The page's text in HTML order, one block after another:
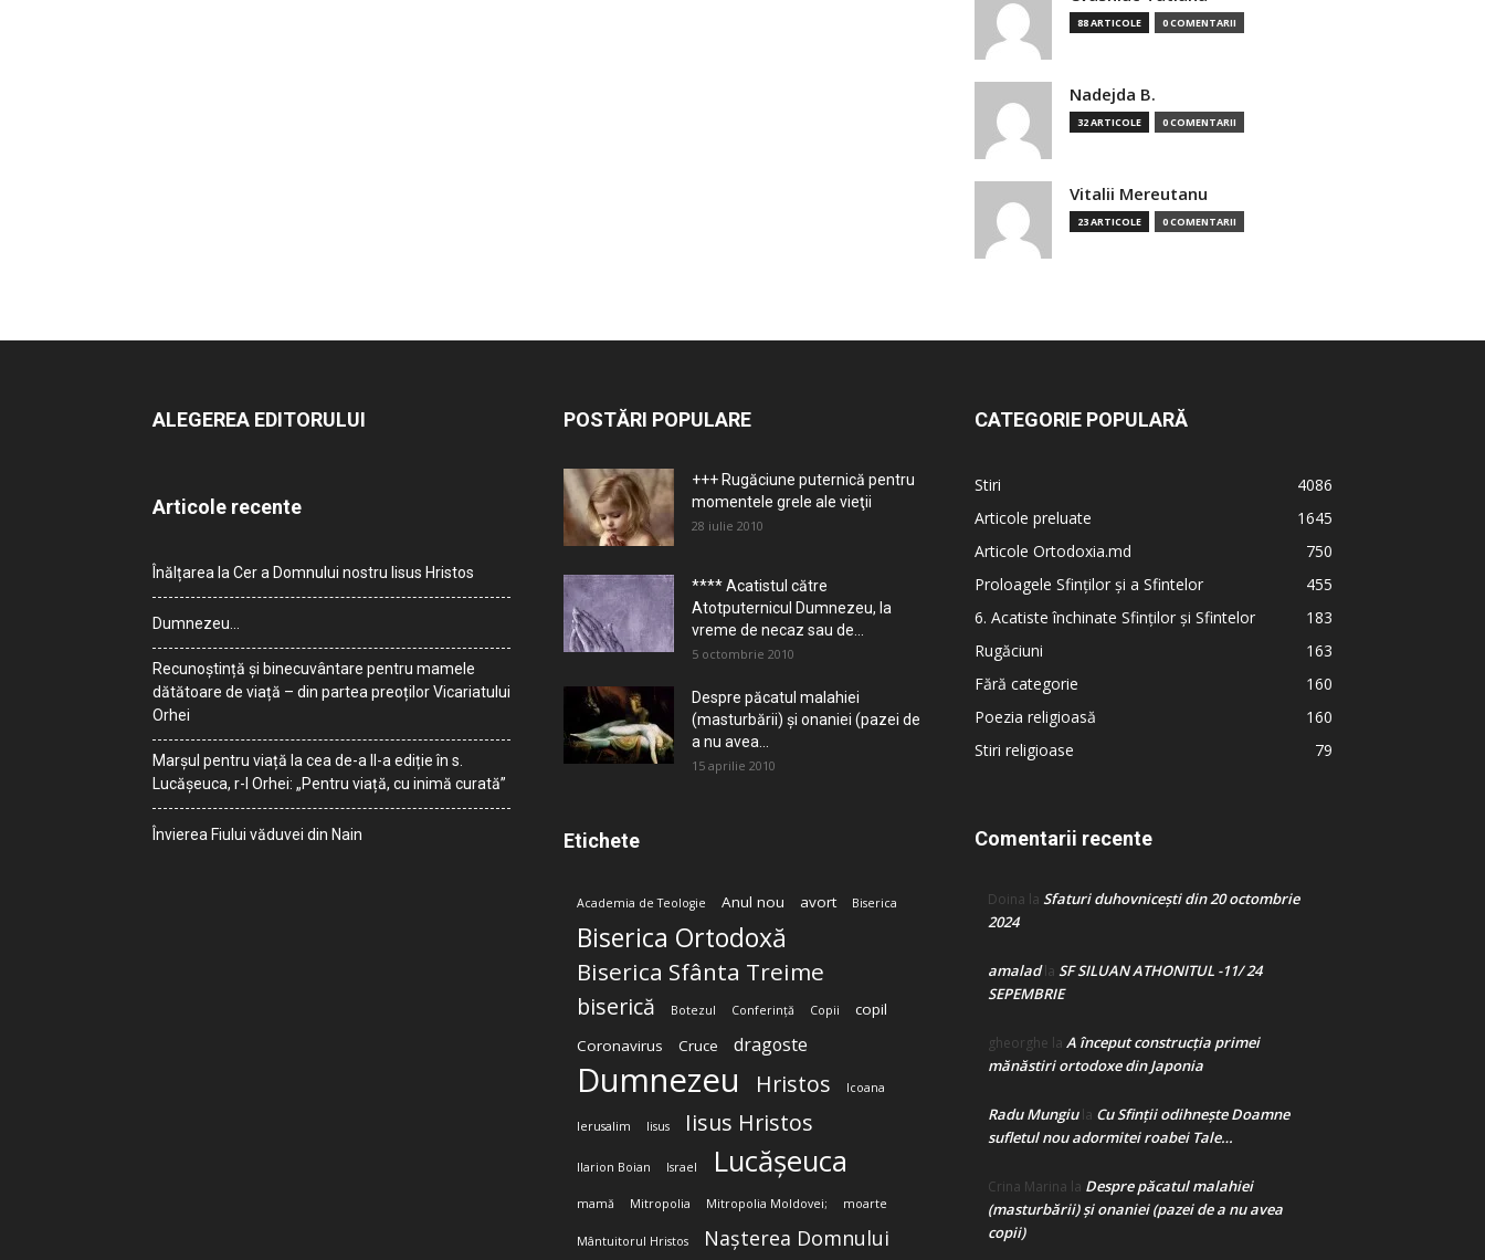
88 ARTICOLE 0 COMENTARII
Nadejda B.
32 ARTICOLE 0 COMENTARII
Vitalii Mereutanu
23 ARTICOLE 0 COMENTARII
ALEGEREA EDITORULUI
Articole recente
Înălțarea la Cer a Domnului nostru Iisus Hristos
Dumnezeu…
Recunoștință și binecuvântare pentru mamele
dătătoare de viață – din partea preoților Vicariatului
Orhei
Marșul pentru viață la cea de-a II-a ediție în s.
Lucășeuca, r-l Orhei: „Pentru viață, cu inimă curată”
Învierea Fiului văduvei din Nain
POSTĂRI POPULARE
+++ Rugăciune puternică pentru
momentele grele ale vieţii
28 iulie 2010
**** Acatistul către
Atotputernicul Dumnezeu, la
vreme de necaz sau de...
5 octombrie 2010
Despre păcatul malahiei
(masturbării) şi onaniei (pazei de
a nu avea...
15 aprilie 2010
Etichete
Academia de Teologie Anul nou avort Biserica
Biserica Ortodoxă
Biserica Sfânta Treime
biserică Botezul Conferință Copii
copil
Coronavirus
Cruce dragoste
Dumnezeu Hristos Icoana
Ierusalim Iisus Iisus Hristos
Ilarion Boian Israel Lucășeuca
mamă Mitropolia Mitropolia Moldovei; moarte
Mântuitorul Hristos Nașterea Domnului
CATEGORIE POPULARĂ
Stiri
4086
Articole preluate
1645
Articole Ortodoxia.md
750
Proloagele Sfinților și a Sfintelor
455
6. Acatiste închinate Sfinților și Sfintelor
183
Rugăciuni
163
Fără categorie
160
Poezia religioasă
160
Stiri religioase
79
Comentarii recente
Doina la Sfaturi duhovnicești din 20 octombrie
2024
amaladla SF SILUAN ATHONITUL -11/ 24
SEPEMBRIE
gheorghe la A început construcţia primei
mănăstiri ortodoxe din Japonia
Radu Mungiula Cu Sfinții odihnește Doamne
sufletul nou adormitei roabei Tale…
Crina Marina la Despre păcatul malahiei
(masturbării) şi onaniei (pazei de a nu avea
copii)